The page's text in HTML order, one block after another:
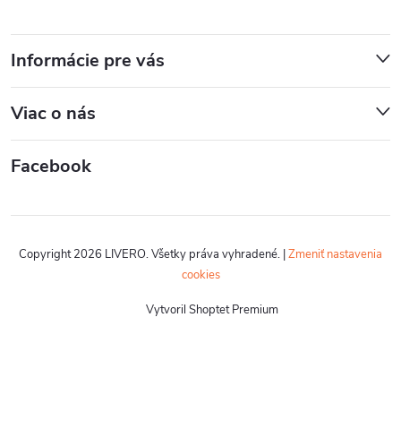
Informácie pre vás
Viac o nás
Facebook
Vytvoril Shoptet Premium
Copyright 2026 LIVERO. Všetky práva vyhradené. |Zmeniť nastavenia
cookies